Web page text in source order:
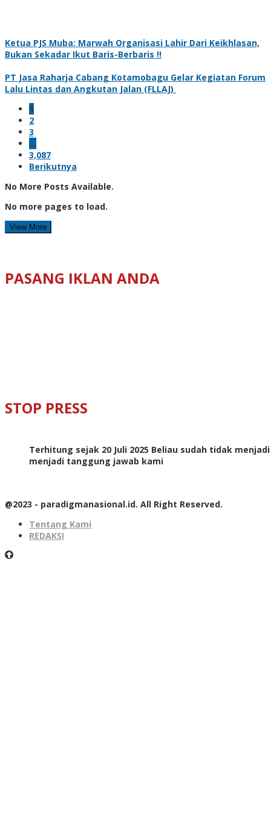
Ketua PJS Muba: Marwah Organisasi Lahir Dari Keikhlasan,
Bukan Sekadar Ikut Baris-Berbaris !!
PT Jasa Raharja Cabang Kotamobagu Gelar Kegiatan Forum
Lalu Lintas dan Angkutan Jalan (FLLAJ)
1
2
3
…
3,087
Berikutnya
No More Posts Available.
No more pages to load.
View More
PASANG IKLAN ANDA
STOP PRESS
Terhitung sejak 20 Juli 2025 Beliau sudah tidak
menjadi tanggung jawab kami
@2023 - paradigmanasional.id. All Right Reserved.
Tentang Kami
REDAKSI